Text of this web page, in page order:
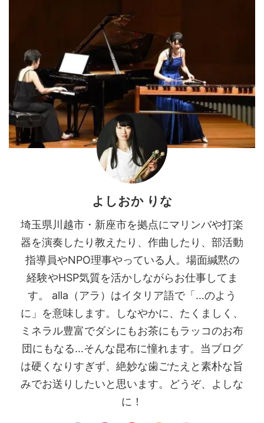
よしおか りな
埼玉県川越市・新座市を拠点にマリンバや打楽
器を演奏したり教えたり、作曲したり、部活動
指導員やNPO理事やっている人。場面緘黙の
経験やHSP気質を活かしながらお仕事してま
す。 alla（アラ）はイタリア語で「…のよう
に」を意味します。しなやかに、たくましく、
ミネラル豊富でダシにもお茶にもラッコのお布
団にもなる…そんな昆布に憧れます。当ブログ
は硬くなりすぎず、絶妙な歯ごたえと素朴な旨
みでお送りしたいと思います。どうぞ、よしな
に！